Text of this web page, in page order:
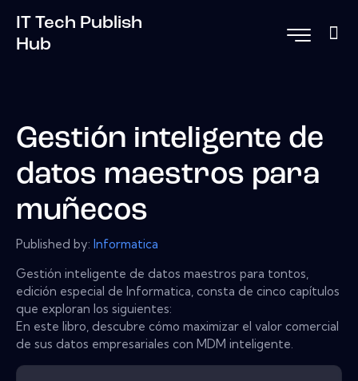
IT Tech Publish
Hub
Gestión inteligente de
datos maestros para
muñecos
Published by: Informatica
Gestión inteligente de datos maestros para tontos,
edición especial de Informatica, consta de cinco capítulos
que exploran los siguientes:
En este libro, descubre cómo maximizar el valor comercial
de sus datos empresariales con MDM inteligente.